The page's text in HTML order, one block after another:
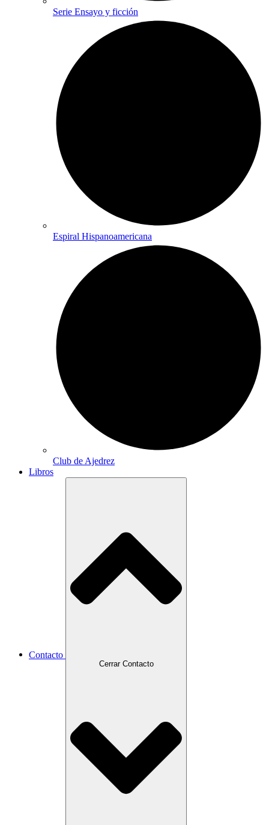
Serie Ensayo y ficción
Espiral Hispanoamericana
Club de Ajedrez
Libros
Contacto
Cerrar Contacto